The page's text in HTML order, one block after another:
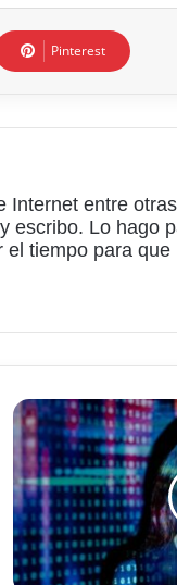
Pinterest
Internet entre
escribo. Lo hago
tiempo para que
Grandes
problemas
de
seguridad
en
OpenAI